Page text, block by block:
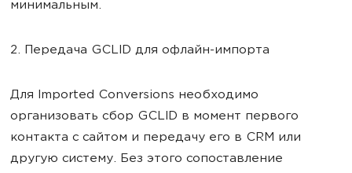
минимальным.
2. Передача GCLID для офлайн-импорта
Для Imported Conversions необходимо
организовать сбор GCLID в момент первого
контакта с сайтом и передачу его в CRM или
другую систему. Без этого сопоставление